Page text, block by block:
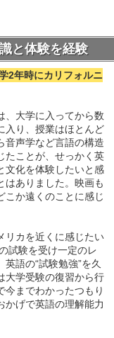
と体験を経験
2年時にカリフォルニ
、大学に入ってから数
入り、授業はほとんど
音声学など言語の構造
たことが、せっかく英
文化を体験したいと感
はありました。映画も
こか遠くのことに感じ
リカを近くに感じたい
試験を受け一定のレ
語の“試験勉強”を久
大学受験の復習から行
今までわかったつもり
かげで英語の理解能力